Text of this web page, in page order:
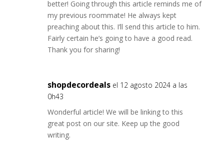
better! Going through this article reminds me of
my previous roommate! He always kept
preaching about this. I’ll send this article to him.
Fairly certain he’s going to have a good read.
Thank you for sharing!
shopdecordeals el 12 agosto 2024 a las
0h43
Wonderful article! We will be linking to this
great post on our site. Keep up the good
writing.